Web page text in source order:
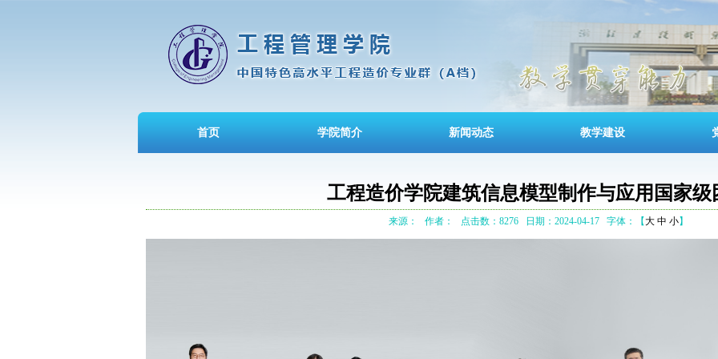
首页 学院简介 新闻动态 教学建设
工程造价学院建筑信息模型制作与应用国家级
来源： 作者： 点击数：8276 日期：2024-04-17 字体：【大 中 小】